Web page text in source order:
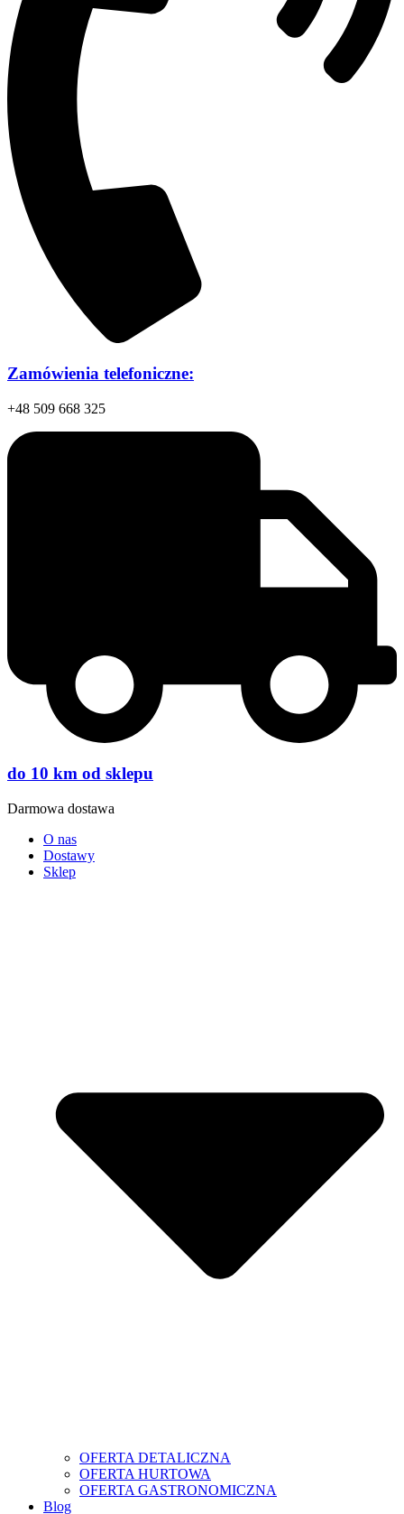
Zamówienia telefoniczne:
+48 509 668 325
do 10 km od sklepu
Darmowa dostawa
O nas
Dostawy
Sklep
OFERTA DETALICZNA
OFERTA HURTOWA
OFERTA GASTRONOMICZNA
Blog